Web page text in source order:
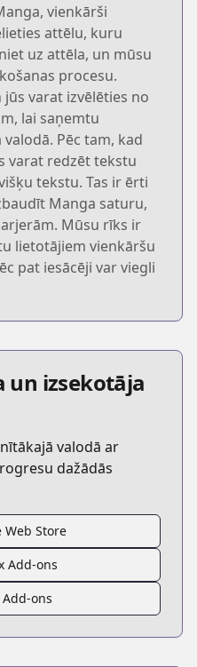
vienkārši
attēlu, kuru
uz attēla, un mūsu
procesu.
varat izvēlēties no
lai saņemtu
Pēc tam, kad
varat redzēt tekstu
tekstu. Tas ir ērti
Manga saturu,
Mūsu rīks ir
lietotājiem vienkāršu
pat iesācēji var viegli
izsekotāja
valodā ar
dažādās
Web Store
Add-ons
Add-ons